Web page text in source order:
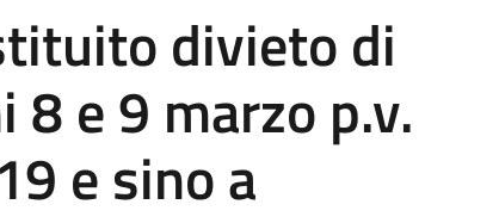
divieto di
e 9 marzo p.v.
e sino a